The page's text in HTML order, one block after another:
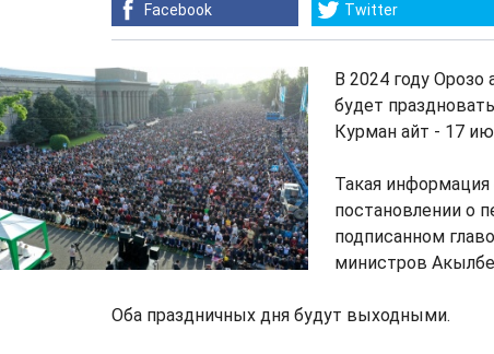
Facebook Twitter
В 2024 году
будет
Курман айт - 17
Такая
постановлении о
подписанном
министров
Оба праздничных дня будут выходными.